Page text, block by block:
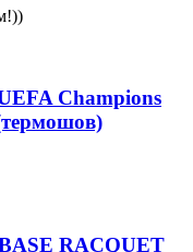
Champions
RACQUET